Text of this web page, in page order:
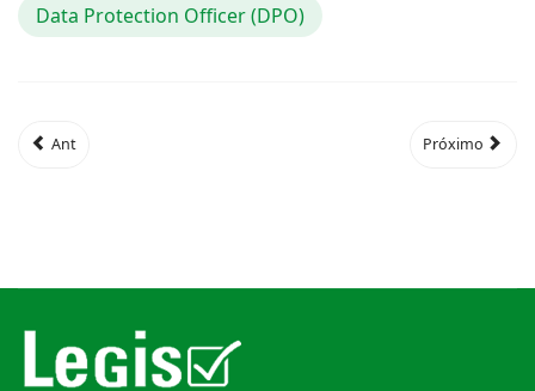
Data Protection Officer (DPO)
Ant Próximo